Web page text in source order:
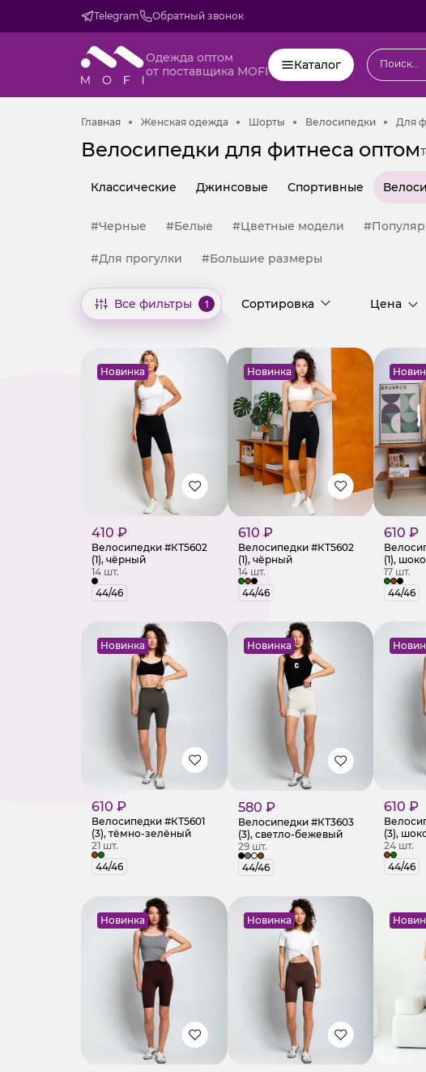
Telegram Обратный звонок
Одежда оптом
от поставщика MOFI
Каталог
ГлавнаяГлавнаяЖенская одежда Женская одежда
Шорты ШортыВелосипедки Для
Велосипедки для фитнеса оптом
Классические Джинсовые Спортивные
#Черные #Белые #Цветные модели
#Для прогулки #Большие размеры
Все фильтры 1 Сортировка Цена
Новинка
410 ₽
Велосипедки #КТ5602
(1), чёрный
14 шт.
44/46
Новинка
610 ₽
Велосипедки #КТ5602
(1), чёрный
14 шт.
44/46
610 ₽
(1),
17 шт.
44/46
Новинка
610 ₽
Велосипедки #КТ5601
(3), тёмно-зелёный
21 шт.
44/46
Новинка
580 ₽
Велосипедки #КТ3603
(3), светло-бежевый
29 шт.
44/46
610 ₽
(3),
24 шт.
44/46
Новинка Новинка